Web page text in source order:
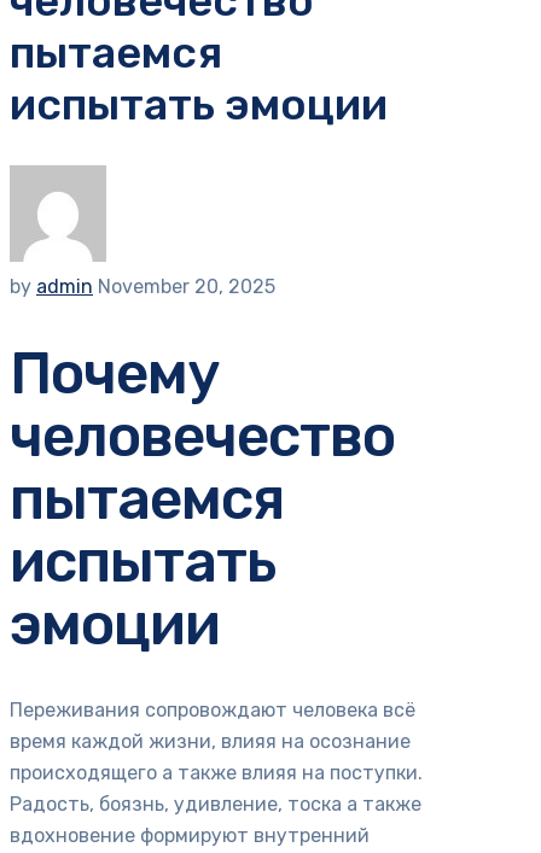
пытаемся
испытать эмоции
by admin November 20, 2025
Почему
человечество
пытаемся
испытать
эмоции
Переживания сопровождают человека всё
время каждой жизни, влияя на осознание
происходящего а также влияя на поступки.
Радость, боязнь, удивление, тоска а также
вдохновение формируют внутренний